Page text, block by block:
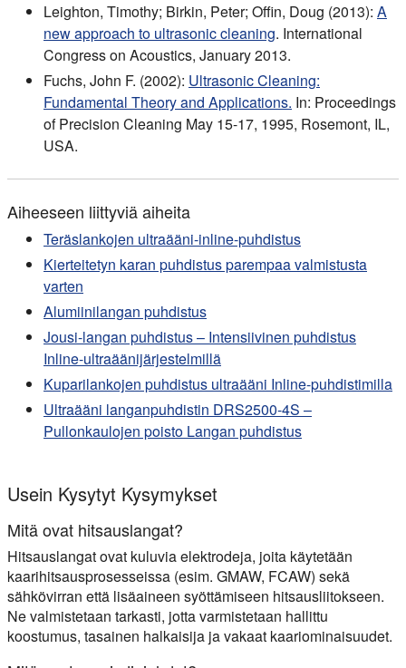
Leighton, Timothy; Birkin, Peter; Offin, Doug (2013): A
new approach to ultrasonic cleaning. International
Congress on Acoustics, January 2013.
Fuchs, John F. (2002): Ultrasonic Cleaning:
Fundamental Theory and Applications. In: Proceedings
of Precision Cleaning May 15-17, 1995, Rosemont, IL,
USA.
Aiheeseen liittyviä aiheita
Teräslankojen ultraääni-inline-puhdistus
Kierteitetyn karan puhdistus parempaa valmistusta
varten
Alumiinilangan puhdistus
Jousi-langan puhdistus – Intensiivinen puhdistus
Inline-ultraäänijärjestelmillä
Kuparilankojen puhdistus ultraääni Inline-puhdistimilla
Ultraääni langanpuhdistin DRS2500-4S –
Pullonkaulojen poisto Langan puhdistus
Usein Kysytyt Kysymykset
Mitä ovat hitsauslangat?
Hitsauslangat ovat kuluvia elektrodeja, joita käytetään
kaarihitsausprosesseissa (esim. GMAW, FCAW) sekä
sähkövirran että lisäaineen syöttämiseen hitsausliitokseen.
Ne valmistetaan tarkasti, jotta varmistetaan hallittu
koostumus, tasainen halkaisija ja vakaat kaariominaisuudet.